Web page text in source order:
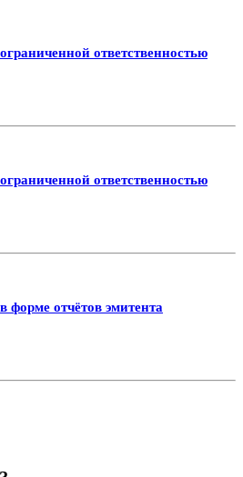
ответственностью
ответственностью
отчётов эмитента